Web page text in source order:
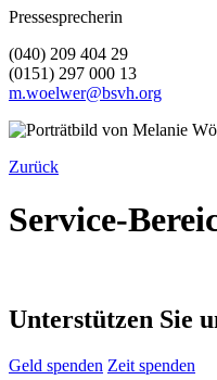
Pressesprecherin
(040) 209 404 29
(0151) 297 000 13
m.woelwer@bsvh.org
Zurück
Service-
Unterstützen Sie
Geld spenden Zeit spenden